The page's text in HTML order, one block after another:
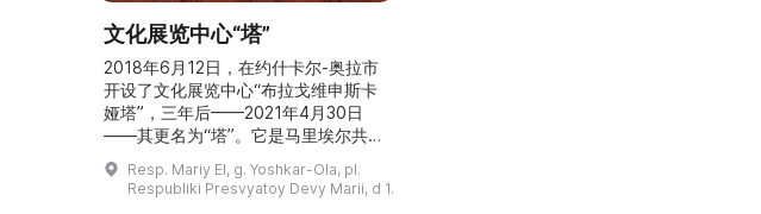
文化展览中心“塔”
2018年6月12日，在约什卡尔-奥拉市
开设了文化展览中心“布拉戈维申斯卡
娅塔”，三年后——2021年4月30日
——其更名为“塔”。它是马里埃尔共和
国独一无二的文化机构，汇集了年轻摄
影师、画家、雕塑家、演员、音乐家、
导演和设计师的作品，他们通过各族人
Resp. Mariy El, g. Yoshkar-Ola, pl.
Respubliki Presvyatoy Devy Marii, d 1.